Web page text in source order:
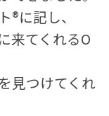
®に記し、
来てくれるO
見つけてくれ